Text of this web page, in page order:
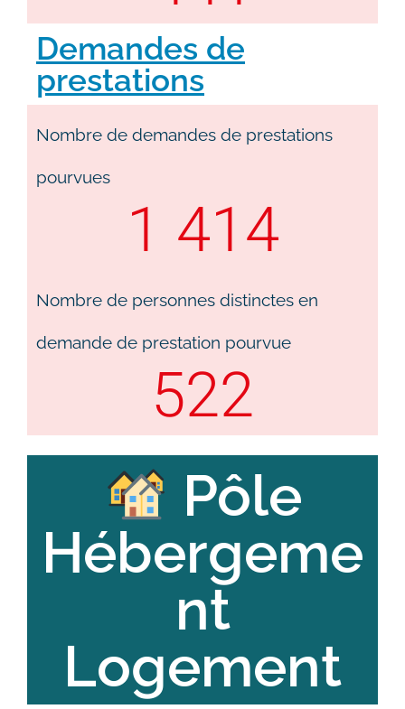
Demandes de
prestations
Nombre de demandes de prestations
pourvues
1 414
Nombre de personnes distinctes en
demande de prestation pourvue
522
Pôle
Hébergeme
nt
Logement